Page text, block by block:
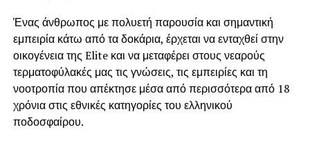
Ένας άνθρωπος με πολυετή παρουσία και σημαντική
εμπειρία κάτω από τα δοκάρια, έρχεται να ενταχθεί στην
οικογένεια της Elite και να μεταφέρει στους νεαρούς
τερματοφύλακές μας τις γνώσεις, τις εμπειρίες και τη
νοοτροπία που απέκτησε μέσα από περισσότερα από 18
χρόνια στις εθνικές κατηγορίες του ελληνικού
ποδοσφαίρου.